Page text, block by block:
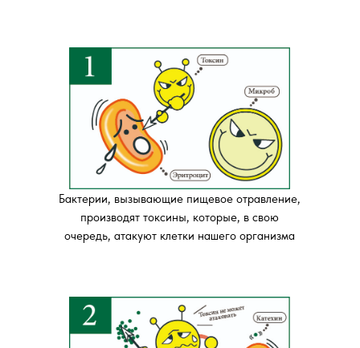
Бактерии, вызывающие пищевое отравление,
производят токсины, которые, в свою
очередь, атакуют клетки нашего организма